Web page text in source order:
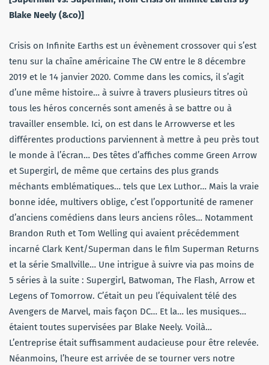
Blake Neely (&co)]
Crisis on Infinite Earths est un évènement crossover qui s’est
tenu sur la chaîne américaine The CW entre le 8 décembre
2019 et le 14 janvier 2020. Comme dans les comics, il s’agit
d’une même histoire… à suivre à travers plusieurs titres où
tous les héros concernés sont amenés à se battre ou à
travailler ensemble. Ici, on est dans le Arrowverse et les
différentes productions parviennent à mettre à peu près tout
le monde à l’écran… Des têtes d’affiches comme Green Arrow
et Supergirl, de même que certains des plus grands
méchants emblématiques… tels que Lex Luthor… Mais la vraie
bonne idée, multivers oblige, c’est l’opportunité de ramener
d’anciens comédiens dans leurs anciens rôles… Notamment
Brandon Ruth et Tom Welling qui avaient précédemment
incarné Clark Kent/Superman dans le film Superman Returns
et la série Smallville… Une intrigue à suivre via pas moins de
5 séries à la suite : Supergirl, Batwoman, The Flash, Arrow et
Legens of Tomorrow. C’était un peu l’équivalent télé des
Avengers de Marvel, mais façon DC… Et la… les musiques…
étaient toutes supervisées par Blake Neely. Voilà…
L’entreprise était suffisamment audacieuse pour être relevée.
Néanmoins, l’heure est arrivée de se tourner vers notre